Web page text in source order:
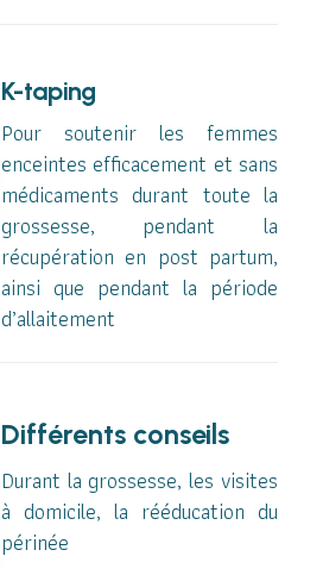
K-taping
Pour soutenir les femmes
enceintes efficacement et sans
médicaments durant toute la
grossesse, pendant la
récupération en post partum,
ainsi que pendant la période
d’allaitement
Différents conseils
Durant la grossesse, les visites
à domicile, la rééducation du
périnée